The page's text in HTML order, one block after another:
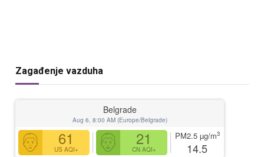
Zagađenje vazduha
Belgrade
Aug 6, 8:00 AM (Europe/Belgrade)
61
US AQI+
21
CN AQI+
PM2.5 µg/m3
14.5